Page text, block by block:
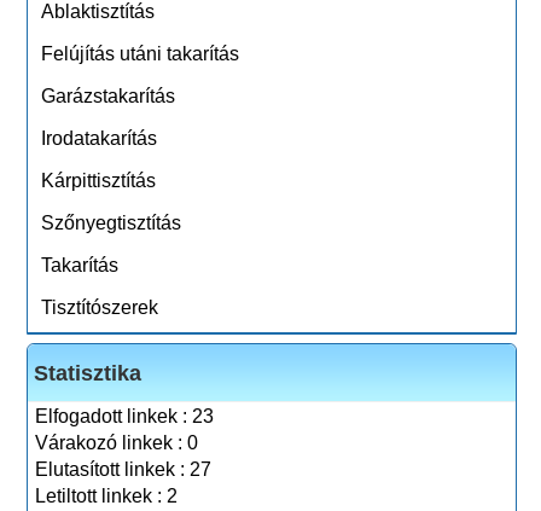
Ablaktisztítás
Felújítás utáni takarítás
Garázstakarítás
Irodatakarítás
Kárpittisztítás
Szőnyegtisztítás
Takarítás
Tisztítószerek
Statisztika
Elfogadott linkek : 23
Várakozó linkek : 0
Elutasított linkek : 27
Letiltott linkek : 2